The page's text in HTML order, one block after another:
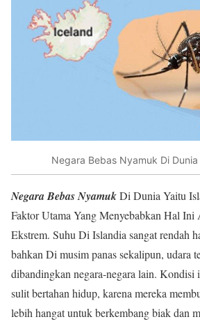
Negara Bebas Nyamuk Di
Negara Bebas NyamukDi Dunia Yaitu
Faktor Utama Yang Menyebabkan Hal
Ekstrem. Suhu Di Islandia sangat rendah
bahkan Di musim panas sekalipun, udara
dibandingkan negara-negara lain. Kondisi
sulit bertahan hidup, karena mereka
lebih hangat untuk berkembang biak dan